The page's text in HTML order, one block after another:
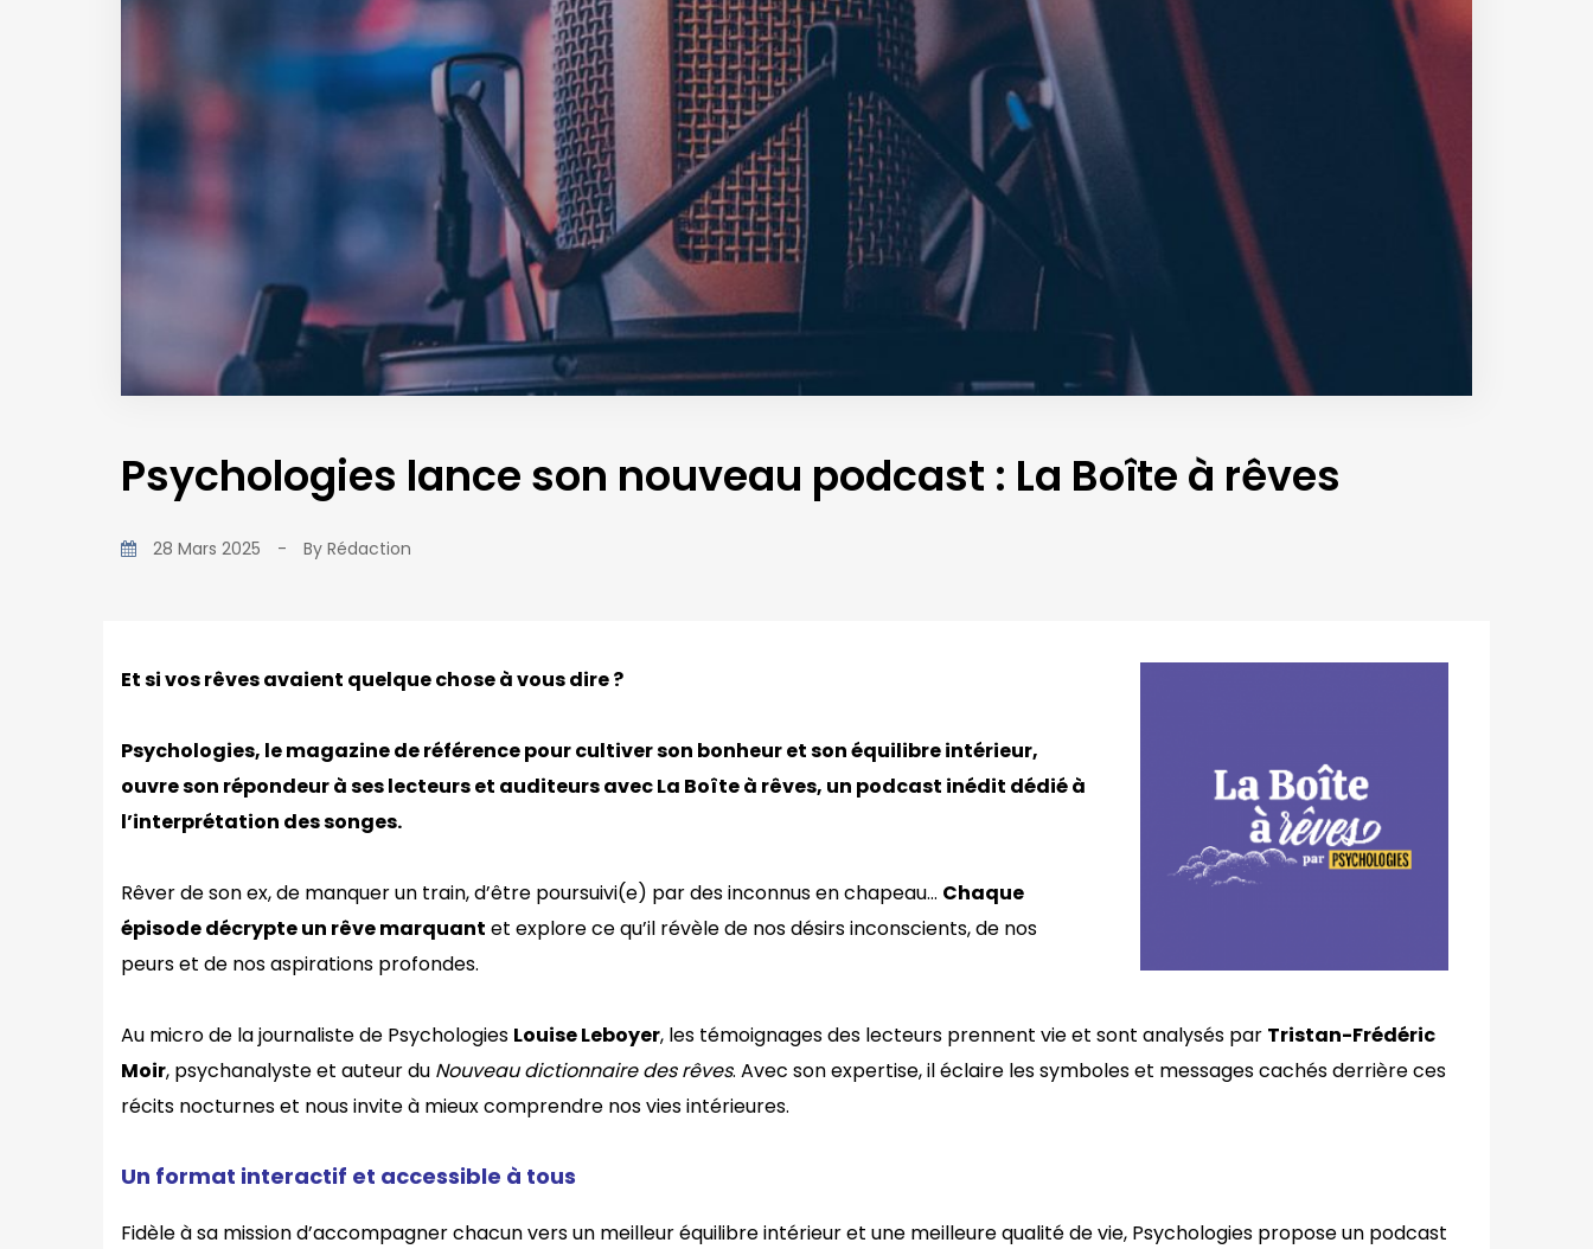
Psychologies lance son nouveau podcast : La Boîte à rêves
28 Mars 2025 - By Rédaction
Et si vos rêves avaient quelque chose à vous dire ?
Psychologies, le magazine de référence pour cultiver son bonheur et son équilibre intérieur,
ouvre son répondeur à ses lecteurs et auditeurs avec La Boîte à rêves, un podcast inédit dédié à
l’interprétation des songes.
Rêver de son ex, de manquer un train, d’être poursuivi(e) par des inconnus en chapeau… Chaque
épisode décrypte un rêve marquant et explore ce qu’il révèle de nos désirs inconscients, de nos
peurs et de nos aspirations profondes.
Au micro de la journaliste de Psychologies Louise Leboyer, les témoignages des lecteurs prennent vie et sont analysés par Tristan-Frédéric
Moir, psychanalyste et auteur du Nouveau dictionnaire des rêves. Avec son expertise, il éclaire les symboles et messages cachés derrière ces
récits nocturnes et nous invite à mieux comprendre nos vies intérieures.
Un format interactif et accessible à tous
Fidèle à sa mission d’accompagner chacun vers un meilleur équilibre intérieur et une meilleure qualité de vie, Psychologies propose un podcast